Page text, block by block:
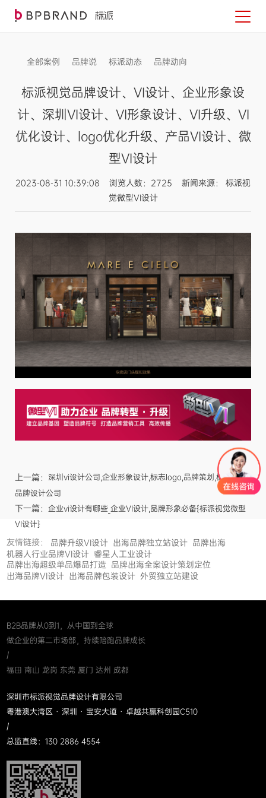
全部案例 品牌说 标派动态 品牌动向
标派视觉品牌设计、VI设计、企业形象设
计、深圳VI设计、VI形象设计、VI升级、VI
优化设计、logo优化升级、产品VI设计、微
型VI设计
2023-08-31 10:39:08 浏览人数：2725 新闻来源： 标派视
觉微型VI设计
上一篇： 深圳vi设计公司,企业形象设计,标志logo,品牌策划,标派视觉
品牌设计公司
下一篇： 企业vi设计有哪些_企业VI设计,品牌形象必备{标派视觉微型
VI设计}
友情链接： 品牌升级VI设计 出海品牌独立站设计 品牌出海
机器人行业品牌VI设计 睿星人工业设计
品牌出海超级单品爆品打造 品牌出海全案设计策划定位
出海品牌VI设计 出海品牌包装设计 外贸独立站建设
B2B品牌从0到1，从中国到全球
做企业的第二市场部，持续陪跑品牌成长
/
福田 南山 龙岗 东莞 厦门 达州 成都
深圳市标派视觉品牌设计有限公司
粤港澳大湾区 · 深圳 · 宝安大道 · 卓越共赢科创园C510
/
总监直线：130 2886 4554